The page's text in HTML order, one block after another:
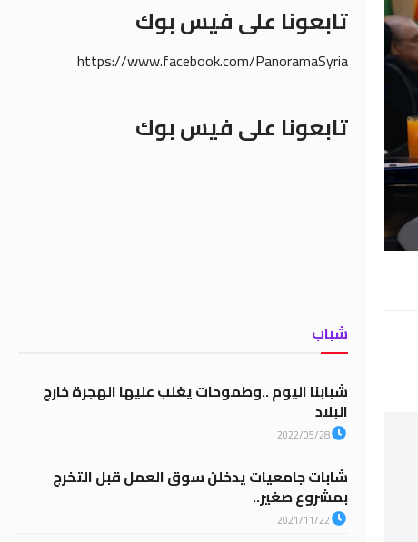
تابعونا على فيس بوك
https://www.facebook.com/PanoramaSyria
تابعونا على فيس بوك
شباب
شبابنا اليوم ..وطموحات يغلب عليها الهجرة خارج
البلاد
2022/05/28
شابات جامعيات يدخلن سوق العمل قبل التخرج
بمشروع صغير..
2021/11/22